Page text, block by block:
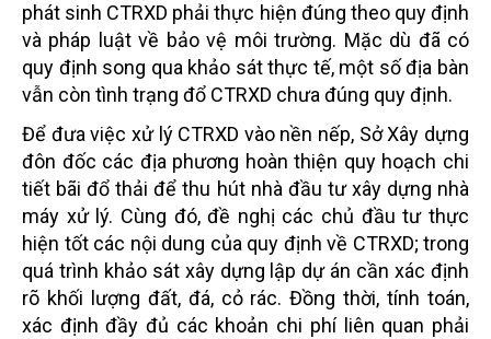
phát sinh CTRXD phải thực hiện đúng theo quy định
và pháp luật về bảo vệ môi trường. Mặc dù đã có
quy định song qua khảo sát thực tế, một số địa bàn
vẫn còn tình trạng đổ CTRXD chưa đúng quy định.
Để đưa việc xử lý CTRXD vào nền nếp, Sở Xây dựng
đôn đốc các địa phương hoàn thiện quy hoạch chi
tiết bãi đổ thải để thu hút nhà đầu tư xây dựng nhà
máy xử lý. Cùng đó, đề nghị các chủ đầu tư thực
hiện tốt các nội dung của quy định về CTRXD; trong
quá trình khảo sát xây dựng lập dự án cần xác định
rõ khối lượng đất, đá, cỏ rác. Đồng thời, tính toán,
xác định đầy đủ các khoản chi phí liên quan phải